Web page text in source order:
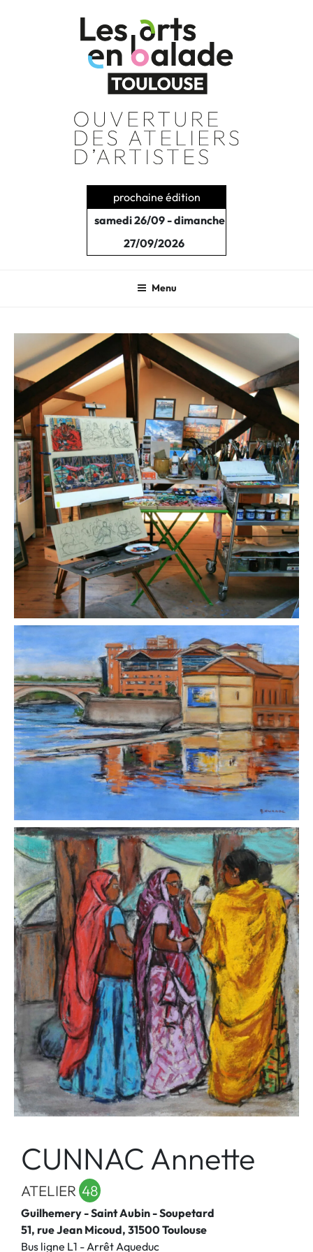
prochaine édition
samedi 26/09 - dimanche
27/09/2026
Menu
CUNNAC Annette
ATELIER 48
Guilhemery - Saint Aubin - Soupetard
51, rue Jean Micoud, 31500 Toulouse
Bus ligne L1 - Arrêt Aqueduc